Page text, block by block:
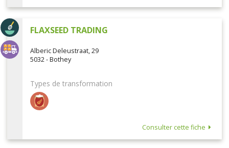
FLAXSEED TRADING
Alberic Deleustraat, 29
5032 - Bothey
Types de transformation
Consulter cette fiche